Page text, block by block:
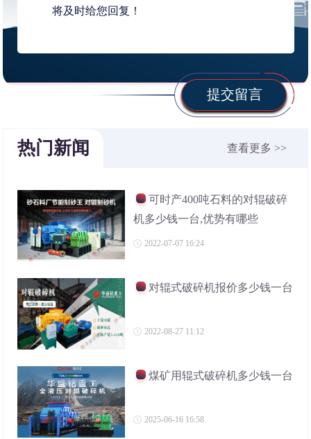
提交留言
热门新闻 查看更多 >>
可时产400吨石料的对辊破碎
机多少钱一台,优势有哪些
2022-07-07 16:24
对辊式破碎机报价多少钱一台
2022-08-27 11:12
煤矿用辊式破碎机多少钱一台
2025-06-16 16:58